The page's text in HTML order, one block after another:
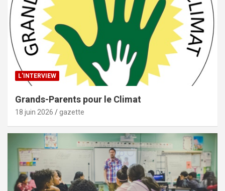
L'INTERVIEW
Grands-Parents pour le Climat
18 juin 2026 gazette